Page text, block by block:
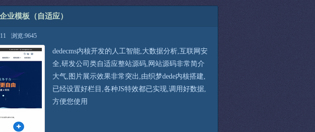
业模板（自适应）
浏览:9645
dedecms内核开发的人工智能,大数据分析,互联网安
全,研发公司类自适应整站源码,网站源码非常简介
大气,图片展示效果非常突出,由织梦dede内核搭建,
已经设置好栏目,各种JS特效都已实现,调用好数据,
方便您使用